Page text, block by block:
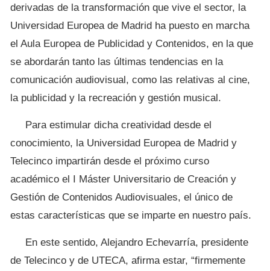
derivadas de la transformación que vive el sector, la
Universidad Europea de Madrid ha puesto en marcha
el Aula Europea de Publicidad y Contenidos, en la que
se abordarán tanto las últimas tendencias en la
comunicación audiovisual, como las relativas al cine,
la publicidad y la recreación y gestión musical.
Para estimular dicha creatividad desde el
conocimiento, la Universidad Europea de Madrid y
Telecinco impartirán desde el próximo curso
académico el I Máster Universitario de Creación y
Gestión de Contenidos Audiovisuales, el único de
estas características que se imparte en nuestro país.
En este sentido, Alejandro Echevarría, presidente
de Telecinco y de UTECA, afirma estar, “firmemente